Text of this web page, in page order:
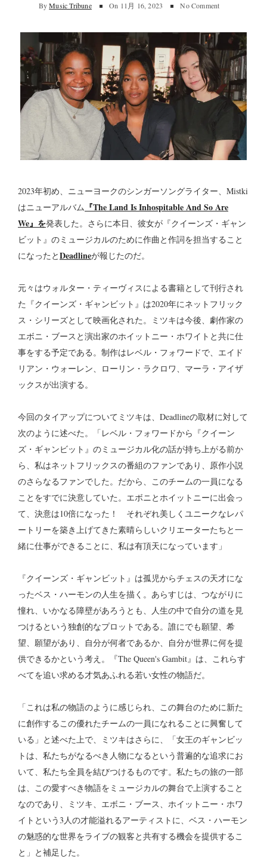
By Music Tribune On 11月 16, 2023 No Comment
2023年初め、ニューヨークのシンガーソングライター、Mistki
はニューアルバム 『The Land Is Inhospitable And So Are
We』を発表した。さらに本日、彼女が『クイーンズ・ギャン
ビット』のミュージカルのために作曲と作詞を担当すること
になったとDeadlineが報じたのだ。
元々はウォルター・ティーヴィスによる書籍として刊行され
た『クイーンズ・ギャンビット』は2020年にネットフリック
ス・シリーズとして映画化された。ミツキは今後、劇作家の
エボニ・ブースと演出家のホイットニー・ホワイトと共に仕
事をする予定である。制作はレベル・フォワードで、エイド
リアン・ウォーレン、ローリン・ラクロワ、マーラ・アイザ
ックスが出演する。
今回のタイアップについてミツキは、Deadlineの取材に対して
次のように述べた。「レベル・フォワードから『クイーン
ズ・ギャンビット』のミュージカル化の話が持ち上がる前か
ら、私はネットフリックスの番組のファンであり、原作小説
のさらなるファンでした。だから、このチームの一員になる
ことをすでに決意していた。エボニとホイットニーに出会っ
て、決意は10倍になった！ それぞれ美しくユニークなレパ
ートリーを築き上げてきた素晴らしいクリエーターたちと一
緒に仕事ができることに、私は有頂天になっています」
『クイーンズ・ギャンビット』は孤児からチェスの天才にな
ったベス・ハーモンの人生を描く。あらすじは、つながりに
憧れ、いかなる障壁があろうとも、人生の中で自分の道を見
つけるという独創的なプロットである。誰にでも願望、希
望、願望があり、自分が何者であるか、自分が世界に何を提
供できるかという考え。『The Queen's Gambit』は、これらす
べてを追い求める才気あふれる若い女性の物語だ。
「これは私の物語のように感じられ、この舞台のために新た
に創作するこの優れたチームの一員になれることに興奮して
いる」と述べた上で、ミツキはさらに、「女王のギャンビッ
トは、私たちがなるべき人物になるという普遍的な追求にお
いて、私たち全員を結びつけるものです。私たちの旅の一部
は、この愛すべき物語をミュージカルの舞台で上演すること
なのであり、ミツキ、エボニ・ブース、ホイットニー・ホワ
イトという3人の才能溢れるアーティストに、ベス・ハーモン
の魅惑的な世界をライブの観客と共有する機会を提供するこ
と」と補足した。